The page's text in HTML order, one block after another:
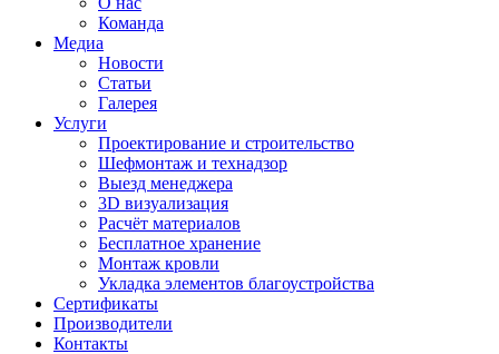
Команда
Медиа
Новости
Статьи
Галерея
Услуги
Проектирование и строительство
Шефмонтаж и технадзор
Выезд менеджера
3D визуализация
Расчёт материалов
Бесплатное хранение
Монтаж кровли
Укладка элементов благоустройства
Сертификаты
Производители
Контакты